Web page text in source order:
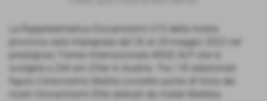
La Rappresentativa Giovanissimi U15 della nostra
provincia sarà impegnata dal 26 al 29 maggio 2022 nel
prestigioso Torneo Internazionale ARGE ALP che si
svolgerà a Zell am Ziller in Austria. Tra i 18 selezionati
figura il bravissimo Mattia Lovisetto punto di forza dei